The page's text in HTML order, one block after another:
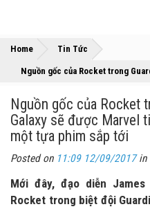
Home »
Tin Tức »
Nguồn gốc của Rocket trong
Nguồn gốc của Rocket
Galaxy sẽ được Marvel
một tựa phim sắp tới
Posted on 11:09 12/09/2017in
Mới đây, đạo diễn
Rocket trong biệt đội